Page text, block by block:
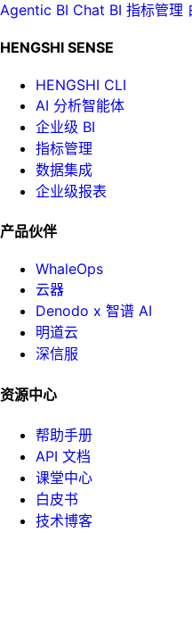
Agentic BI Chat BI 指标管理
HENGSHI SENSE
HENGSHI CLI
AI 分析智能体
企业级 BI
指标管理
数据集成
企业级报表
产品伙伴
WhaleOps
云器
Denodo x 智谱 AI
明道云
深信服
资源中心
帮助手册
API 文档
课堂中心
白皮书
技术博客